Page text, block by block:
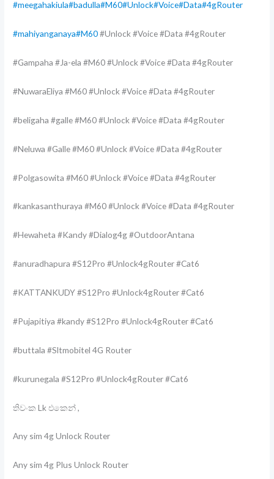
#meegahakiula#badulla#M60#Unlock#Voice#Data#4gRouter
#mahiyanganaya#M60#Unlock #Voice #Data #4gRouter
#Gampaha #Ja-ela #M60 #Unlock #Voice #Data #4gRouter
#NuwaraEliya #M60 #Unlock #Voice #Data #4gRouter
#beligaha #galle #M60 #Unlock #Voice #Data #4gRouter
#Neluwa #Galle #M60 #Unlock #Voice #Data #4gRouter
#Polgasowita #M60 #Unlock #Voice #Data #4gRouter
#kankasanthuraya #M60 #Unlock #Voice #Data #4gRouter
#Hewaheta #Kandy #Dialog4g #OutdoorAntana
#anuradhapura #S12Pro #Unlock4gRouter #Cat6
#KATTANKUDY #S12Pro #Unlock4gRouter #Cat6
#Pujapitiya #kandy #S12Pro #Unlock4gRouter #Cat6
#buttala #Sltmobitel 4G Router
#kurunegala #S12Pro #Unlock4gRouter #Cat6
තිවංක Lk එකෙන් ,
Any sim 4g Unlock Router
Any sim 4g Plus Unlock Router